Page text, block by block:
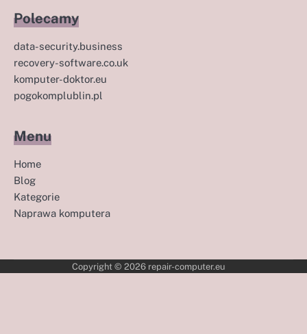
Polecamy
data-security.business
recovery-software.co.uk
komputer-doktor.eu
pogokomplublin.pl
Menu
Home
Blog
Kategorie
Naprawa komputera
Copyright © 2026 repair-computer.eu